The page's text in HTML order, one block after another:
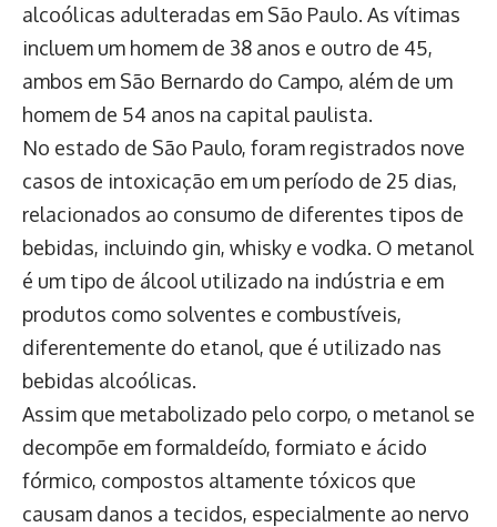
alcoólicas adulteradas em São Paulo. As vítimas
incluem um homem de 38 anos e outro de 45,
ambos em São Bernardo do Campo, além de um
homem de 54 anos na capital paulista.
No estado de São Paulo, foram registrados nove
casos de intoxicação em um período de 25 dias,
relacionados ao consumo de diferentes tipos de
bebidas, incluindo gin, whisky e vodka. O metanol
é um tipo de álcool utilizado na indústria e em
produtos como solventes e combustíveis,
diferentemente do etanol, que é utilizado nas
bebidas alcoólicas.
Assim que metabolizado pelo corpo, o metanol se
decompõe em formaldeído, formiato e ácido
fórmico, compostos altamente tóxicos que
causam danos a tecidos, especialmente ao nervo